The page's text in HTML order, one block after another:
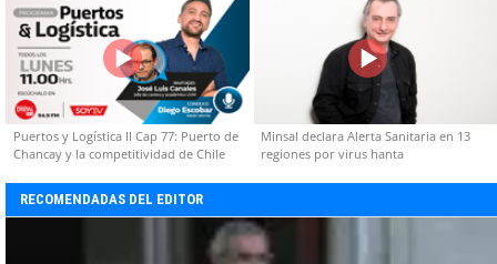
Puertos y Logística II Cap 77: Puerto de
Chancay y la competitividad de Chile
Minsal declara Alerta Sanitaria en 13
regiones por virus hanta
RECOMENDADAS DEL EDITOR